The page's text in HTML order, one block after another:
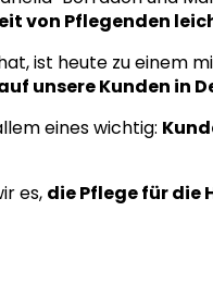
von Pflegenden
ist heute zu einem
unsere Kunden in
eines wichtig:
es, die Pflege für die